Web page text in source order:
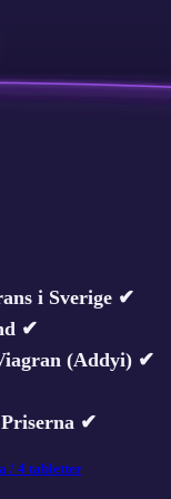
i Sverige ✔
✔
(Addyi) ✔
✔
/ 4 tabletter